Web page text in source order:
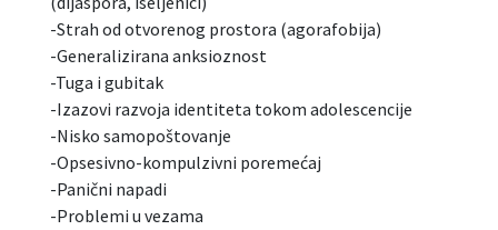
-Strah od otvorenog prostora (agorafobija)
-Generalizirana anksioznost
-Tuga i gubitak
-Izazovi razvoja identiteta tokom adolescencije
-Nisko samopoštovanje
-Opsesivno-kompulzivni poremećaj
-Panični napadi
-Problemi u vezama